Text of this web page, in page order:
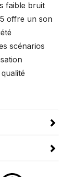
faible bruit
offre un son
scénarios